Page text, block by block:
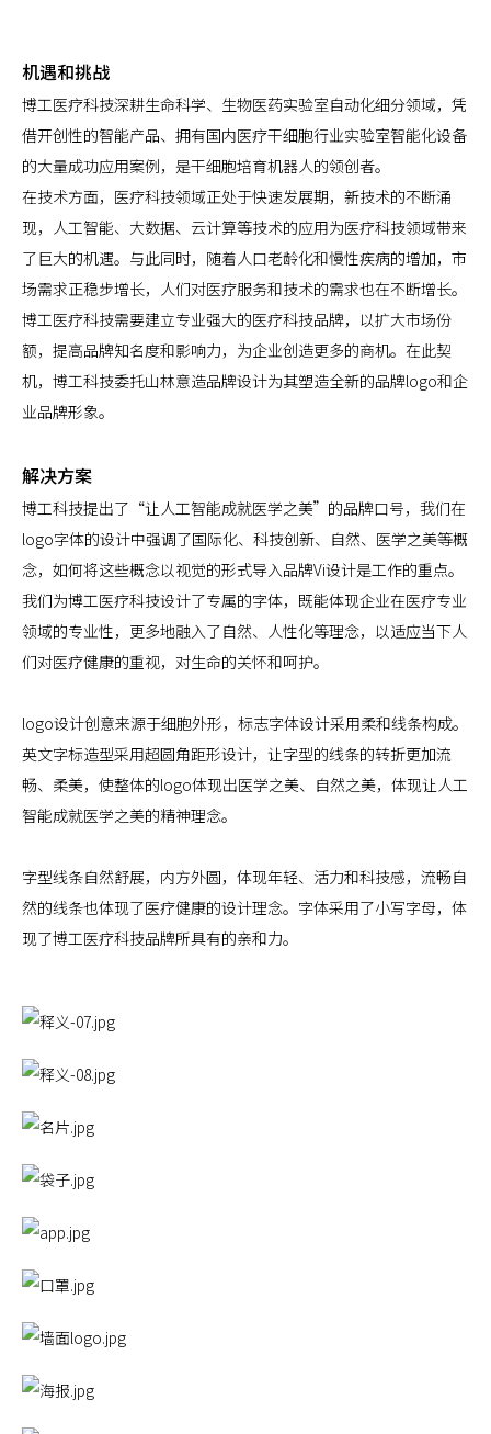
机遇和挑战
博工医疗科技深耕生命科学、生物医药实验室自动化细分领域，凭
借开创性的智能产品、拥有国内医疗干细胞行业实验室智能化设备
的大量成功应用案例，是干细胞培育机器人的领创者。
在技术方面，医疗科技领域正处于快速发展期，新技术的不断涌
现，人工智能、大数据、云计算等技术的应用为医疗科技领域带来
了巨大的机遇。与此同时，随着人口老龄化和慢性疾病的增加，市
场需求正稳步增长，人们对医疗服务和技术的需求也在不断增长。
博工医疗科技需要建立专业强大的医疗科技品牌，以扩大市场份
额，提高品牌知名度和影响力，为企业创造更多的商机。在此契
机，博工科技委托山林意造品牌设计为其塑造全新的品牌logo和企
业品牌形象。
解决方案
博工科技提出了“让人工智能成就医学之美”的品牌口号，我们在
logo字体的设计中强调了国际化、科技创新、自然、医学之美等概
念，如何将这些概念以视觉的形式导入品牌Vi设计是工作的重点。
我们为博工医疗科技设计了专属的字体，既能体现企业在医疗专业
领域的专业性，更多地融入了自然、人性化等理念，以适应当下人
们对医疗健康的重视，对生命的关怀和呵护。
logo设计创意来源于细胞外形，标志字体设计采用柔和线条构成。
英文字标造型采用超圆角距形设计，让字型的线条的转折更加流
畅、柔美，使整体的logo体现出医学之美、自然之美，体现让人工
智能成就医学之美的精神理念。
字型线条自然舒展，内方外圆，体现年轻、活力和科技感，流畅自
然的线条也体现了医疗健康的设计理念。字体采用了小写字母，体
现了博工医疗科技品牌所具有的亲和力。